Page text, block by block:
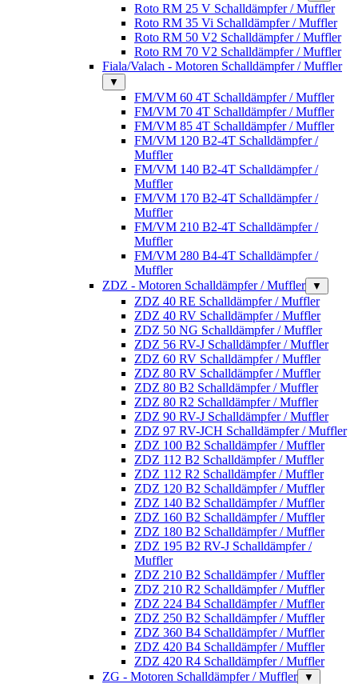
Roto RM 25 V Schalldämpfer / Muffler
Roto RM 35 Vi Schalldämpfer / Muffler
Roto RM 50 V2 Schalldämpfer / Muffler
Roto RM 70 V2 Schalldämpfer / Muffler
Fiala/Valach - Motoren Schalldämpfer / Muffler
▼
FM/VM 60 4T Schalldämpfer / Muffler
FM/VM 70 4T Schalldämpfer / Muffler
FM/VM 85 4T Schalldämpfer / Muffler
FM/VM 120 B2-4T Schalldämpfer /
Muffler
FM/VM 140 B2-4T Schalldämpfer /
Muffler
FM/VM 170 B2-4T Schalldämpfer /
Muffler
FM/VM 210 B2-4T Schalldämpfer /
Muffler
FM/VM 280 B4-4T Schalldämpfer /
Muffler
ZDZ - Motoren Schalldämpfer / Muffler
▼
ZDZ 40 RE Schalldämpfer / Muffler
ZDZ 40 RV Schalldämpfer / Muffler
ZDZ 50 NG Schalldämpfer / Muffler
ZDZ 56 RV-J Schalldämpfer / Muffler
ZDZ 60 RV Schalldämpfer / Muffler
ZDZ 80 RV Schalldämpfer / Muffler
ZDZ 80 B2 Schalldämpfer / Muffler
ZDZ 80 R2 Schalldämpfer / Muffler
ZDZ 90 RV-J Schalldämpfer / Muffler
ZDZ 97 RV-JCH Schalldämpfer / Muffler
ZDZ 100 B2 Schalldämpfer / Muffler
ZDZ 112 B2 Schalldämpfer / Muffler
ZDZ 112 R2 Schalldämpfer / Muffler
ZDZ 120 B2 Schalldämpfer / Muffler
ZDZ 140 B2 Schalldämpfer / Muffler
ZDZ 160 B2 Schalldämpfer / Muffler
ZDZ 180 B2 Schalldämpfer / Muffler
ZDZ 195 B2 RV-J Schalldämpfer /
Muffler
ZDZ 210 B2 Schalldämpfer / Muffler
ZDZ 210 R2 Schalldämpfer / Muffler
ZDZ 224 B4 Schalldämpfer / Muffler
ZDZ 250 B2 Schalldämpfer / Muffler
ZDZ 360 B4 Schalldämpfer / Muffler
ZDZ 420 B4 Schalldämpfer / Muffler
ZDZ 420 R4 Schalldämpfer / Muffler
ZG - Motoren Schalldämpfer / Muffler
▼